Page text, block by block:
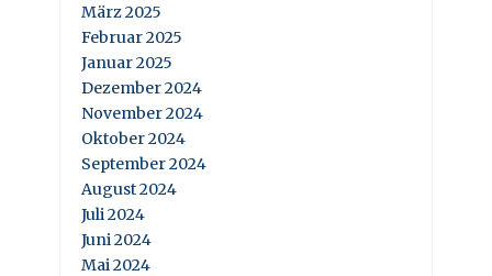
März 2025
Februar 2025
Januar 2025
Dezember 2024
November 2024
Oktober 2024
September 2024
August 2024
Juli 2024
Juni 2024
Mai 2024